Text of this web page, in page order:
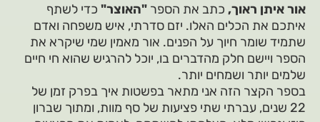
אור איתן ראוך, כתב את הספר "האוצר" כדי לשתף
איתכם את הכלים האלו. יזם סדרתי, איש משפחה ואדם
שתמיד שומר חיוך על הפנים. אור מאמין שמי שיקרא את
הספר ויישם חלק מהדברים בו, יוכל להרגיש שהוא חי חיים
שלמים יותר ושמחים יותר.
בספר הקצר הזה אני מתאר בפשטות איך בפרק זמן של
22 שנים, עברתי שתי פציעות של סף מוות, ומתוך שברון